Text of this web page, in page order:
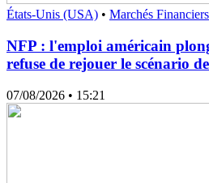
États-Unis (USA) • Marchés Financiers
NFP : l'emploi américain
refuse de rejouer le scénario
07/08/2026 • 15:21